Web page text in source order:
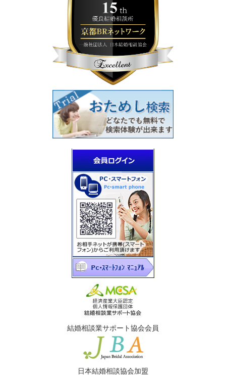
結婚相談業サポート協会会員
日本結婚相談協会加盟